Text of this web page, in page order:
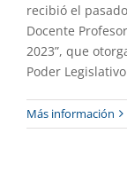
recibió el
Docente
2023”, que
Poder
Más información